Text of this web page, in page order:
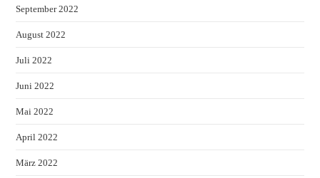
September 2022
August 2022
Juli 2022
Juni 2022
Mai 2022
April 2022
März 2022